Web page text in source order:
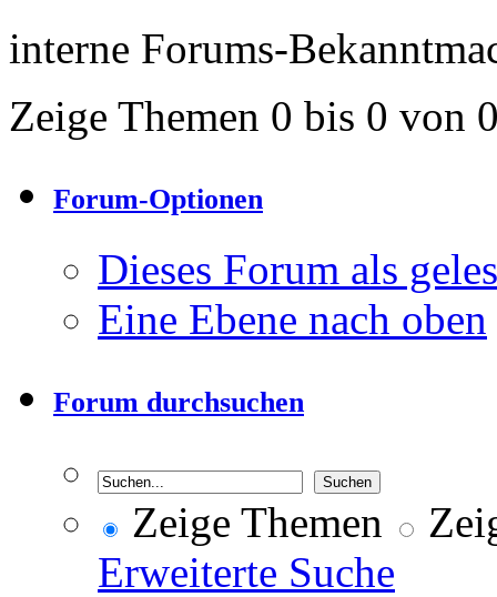
interne Forums-
Zeige Themen 0 bis 0 von
Forum-Optionen
Dieses Forum als
Eine Ebene nach oben
Forum durchsuchen
Zeige Themen
Erweiterte Suche